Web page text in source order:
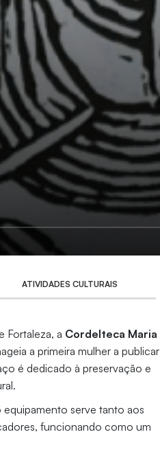
ATIVIDADES CULTURAIS
Fortaleza, a Cordelteca Maria
a primeira mulher a publicar
é dedicado à preservação e
serve tanto aos
funcionando como um